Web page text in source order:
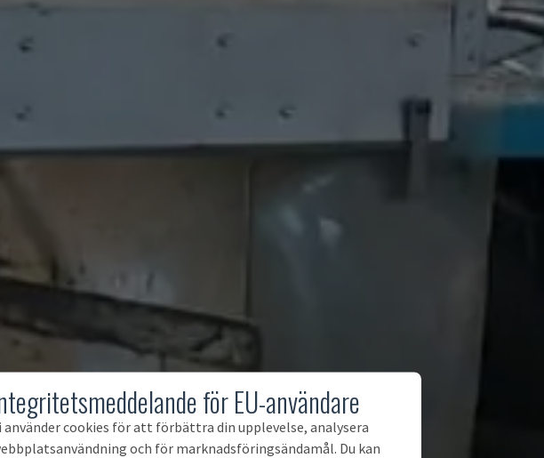
för EU-användare
använder cookies för att förbättra din upplevelse, analysera
och för marknadsföringsändamål. Du kan